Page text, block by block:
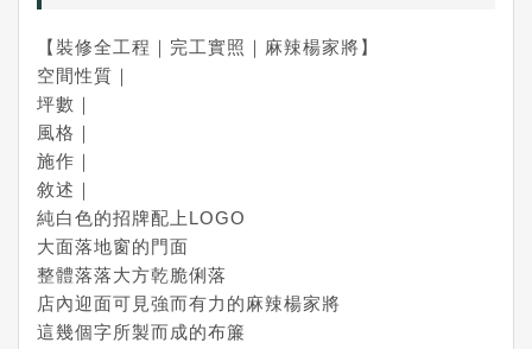
【裝修全工程｜完工實照｜麻辣楊家將】
空間性質｜
坪數｜
風格｜
施作｜
敘述｜
純白色的招牌配上LOGO
大面落地窗的門面
整體落落大方乾脆俐落
店內迎面可見強而有力的麻辣楊家將
這幾個字所製而成的布簾